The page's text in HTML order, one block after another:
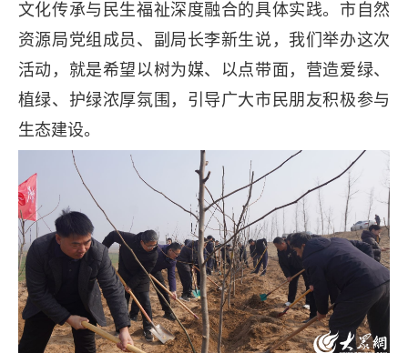
文化传承与民生福祉深度融合的具体实践。市自然
资源局党组成员、副局长李新生说，我们举办这次
活动，就是希望以树为媒、以点带面，营造爱绿、
植绿、护绿浓厚氛围，引导广大市民朋友积极参与
生态建设。